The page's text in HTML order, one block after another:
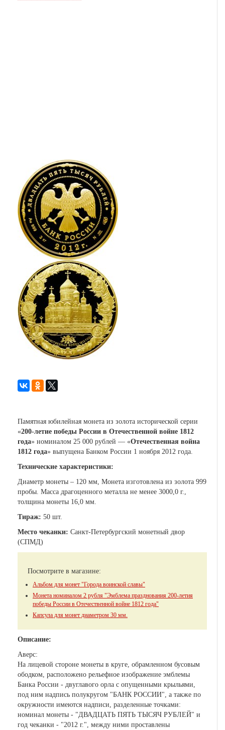
Памятная юбилейная монета из золота исторической серии
«200-летие победы России в Отечественной войне 1812
года» номиналом 25 000 рублей — «Отечественная война
1812 года» выпущена Банком России 1 ноября 2012 года.
Технические характеристики:
Диаметр монеты – 120 мм, Монета изготовлена из золота 999
пробы. Масса драгоценного металла не менее 3000,0 г.,
толщина монеты 16,0 мм.
Тираж: 50 шт.
Место чеканки: Санкт-Петербургский монетный двор
(СПМД)
Посмотрите в магазине:
Альбом для монет "Города воинской славы"
Монета номиналом 2 рубля "Эмблема празднования 200-летия
победы России в Отечественной войне 1812 года"
Капсула для монет диаметром 30 мм.
Описание:
Аверс:
На лицевой стороне монеты в круге, обрамленном бусовым
ободком, расположено рельефное изображение эмблемы
Банка России - двуглавого орла с опущенными крыльями,
под ним надпись полукругом "БАНК РОССИИ", а также по
окружности имеются надписи, разделенные точками:
номинал монеты - "ДВАДЦАТЬ ПЯТЬ ТЫСЯЧ РУБЛЕЙ" и
год чеканки - "2012 г.", между ними проставлены